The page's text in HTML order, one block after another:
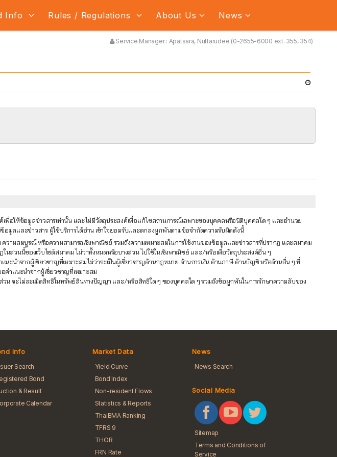
Info Rules / Regulations About Us News
Service Manager : Apatsara, Nuttarudee (0-2655-6000 ext. 355, 354)
อให้ข้อมูลข่าวสารเท่านั้น และไม่มีวัตถุประสงค์เพื่อแก้ไขสถานการณ์เฉพาะของบุคคลหรือนิติบุคคลใด ๆ และอำนวย
ข้อมูลและข่าวสาร ผู้ใช้บริการได้อ่าน เข้าใจยอมรับและตกลงผูกพันตามข้อจำกัดความรับผิดดังนี้
ามสมบูรณ์ หรือความสามารถเชิงพาณิชย์ รวมถึงความเหมาะสมในการใช้งานของข้อมูลและข่าวสารที่ปรากฏ และสมาคม
ส่วนนี้ของเว็บไซต์สมาคม ไม่ว่าทั้งหมดหรือบางส่วน ไปใช้ในเชิงพาณิชย์ และ/หรือเพื่อวัตถุประสงค์อื่น ๆ
ะนำจากผู้เชี่ยวชาญที่เหมาะสมไม่ว่าจะเป็นผู้เชี่ยวชาญด้านกฎหมาย ด้านการเงิน ด้านภาษี ด้านบัญชี หรือด้านอื่น ๆ ที่
คำแนะนำจากผู้เชี่ยวชาญที่เหมาะสม
วน จะไม่ละเมิดสิทธิในทรัพย์สินทางปัญญา และ/หรือสิทธิใด ๆ ของบุคคลใด ๆ รวมถึงข้อผูกพันในการรักษาความลับของ
Info
Search
Bond
& Result
Calendar
Market Data
Yield Curve
Bond Index
Non-resident Flows
Statistics & Reports
ThaiBMA Ranking
TFRS 9
THOR
FRN Rate
News
News Search
Social Media
Sitemap
Terms and Conditions of
Service